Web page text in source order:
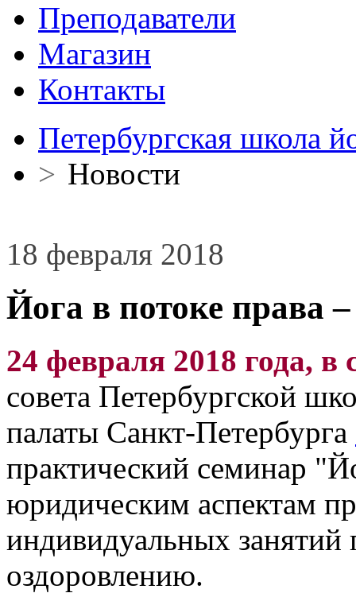
Преподаватели
Магазин
Контакты
Петербургская школа
> Новости
18 февраля 2018
Йога в потоке права
24 февраля 2018 года, в
совета Петербургской
палаты Санкт-Петербурга
практический семинар
юридическим аспектам
индивидуальных
оздоровлению.